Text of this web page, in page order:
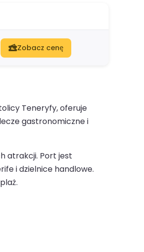
Zobacz cenę
Teneryfy, oferuje
gastronomiczne i
atrakcji. Port jest
i dzielnice handlowe.